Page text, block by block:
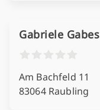
Gabriele Gabes
Am Bachfeld 11
83064 Raubling